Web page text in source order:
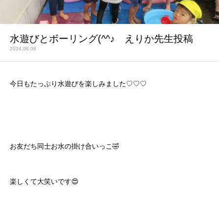
水遊びとボーリング(^^♪ えりか先生投稿
2024.08.08
今日もたっぷり水遊びを楽しみました♡♡♡
お友だち同士お水の掛け合いっこ🤣
楽しくて大笑いです😍